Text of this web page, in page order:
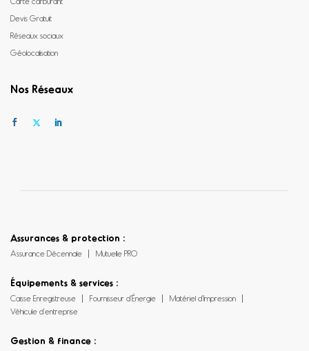
Devis Gratuit
Réseaux sociaux
Géolocalisation
Nos Réseaux
Assurances & protection :
Assurance Décennale Mutuelle PRO
Équipements & services :
Caisse Enregistreuse Fournisseur d’Énergie
Matériel d’Impression
Véhicule d’entreprise
Gestion & finance :